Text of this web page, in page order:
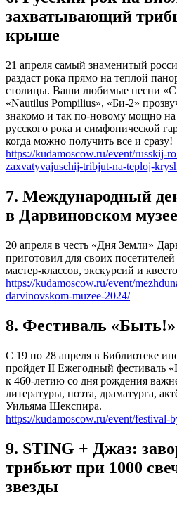
захватывающий
крыше
21 апреля самый знаменитый
раздаст рока прямо на теплой
столицы. Ваши любимые песни
«Nautilus Pompilius», «Би-2»
знакомо и так по-новому мощно
русского рока и симфонической
когда можно получить все и сразу!
https://kudamoscow.ru/event/russkij-
zaxvatyvajuschij-tribjut-na-teploj-
7. Международный
в Дарвиновском музее
20 апреля в честь «Дня Земли»
приготовил для своих
мастер-классов, экскурсий и
https://kudamoscow.ru/event/
darvinovskom-muzee-2024/
8. Фестиваль «Быть!»
С 19 по 28 апреля в Библиотеке
пройдет II Ежегодный фестиваль
к 460-летию со дня рождения
литературы, поэта, драматурга,
Уильяма Шекспира.
https://kudamoscow.ru/event/festival-
9. STING + Джаз:
трибьют при 1000
звезды